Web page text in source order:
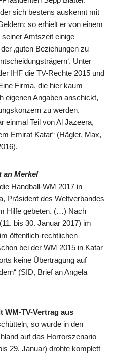
sich bestens auskennt mit
so erhielt er von einem
Amtszeit einige
‚guten Beziehungen zu
Unter
IHF die TV-Rechte 2015 und
Firma, die hier kaum
eigenen Angaben anschickt,
zu werden.
einmal Teil von Al Jazeera,
Emirat Katar“ (Hägler, Max,
an Merkel
Handball-WM 2017 in
Präsident des Weltverbandes
Hilfe gebeten. (…) Nach
bis 30. Januar 2017) im
öffentlich-rechtlichen
bei der WM 2015 in Katar
keine Übertragung auf
(SID, Brief an Angela
WM-TV-Vertrag aus
so wurde in den
auf das Horrorszenario
29. Januar) drohte komplett